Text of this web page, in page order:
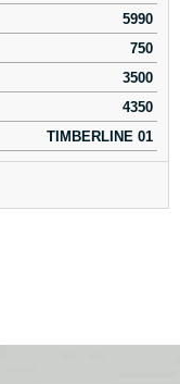
5990
750
3500
4350
TIMBERLINE 01